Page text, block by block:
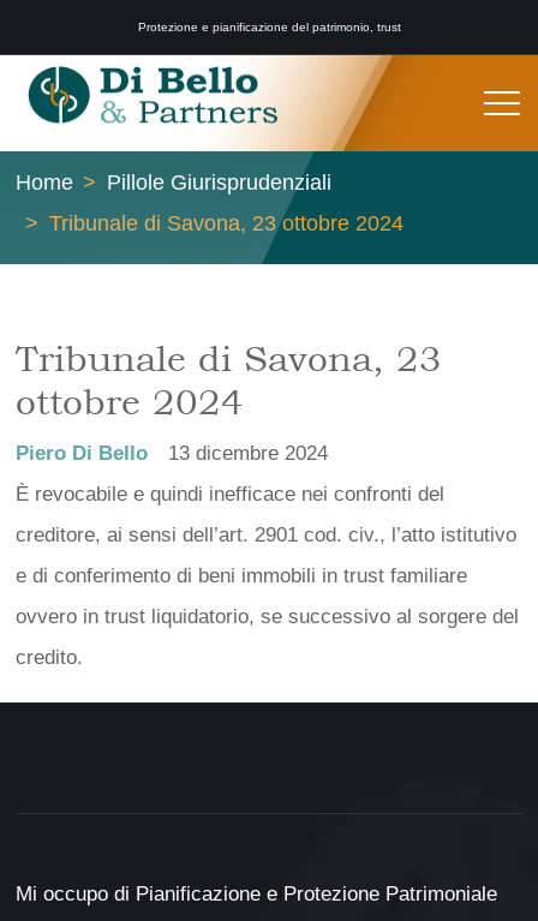
Protezione e pianificazione del patrimonio, trust
Home
Pillole Giurisprudenziali
Tribunale di Savona, 23 ottobre 2024
Tribunale di Savona, 23
ottobre 2024
Piero Di Bello
13 dicembre 2024
È revocabile e quindi inefficace nei confronti del
creditore, ai sensi dell’art. 2901 cod. civ., l’atto istitutivo
e di conferimento di beni immobili in trust familiare
ovvero in trust liquidatorio, se successivo al sorgere del
credito.
Mi occupo di Pianificazione e Protezione Patrimoniale